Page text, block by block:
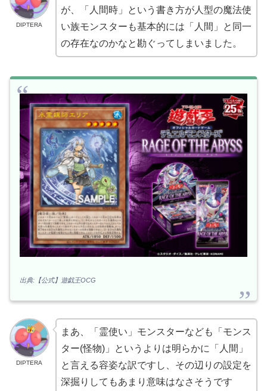
DIPTERA
が、「人間時」という書き方が人型の魔法使
い族モンスターも基本的には「人間」と同一
の存在なのかなと勘ぐってしまいました。
出典:【公式】遊戯王OCG
DIPTERA
まあ、「霊使い」モンスターなども「モンス
ター(怪物)」というよりは明らかに「人間」
と言える容姿な訳ですし、その辺りの設定を
深掘りしてもあまり意味はなさそうです